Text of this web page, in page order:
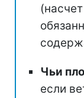
Чьи
если